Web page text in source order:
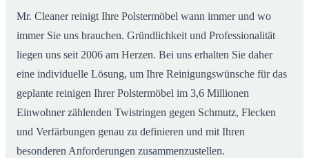
Mr. Cleaner reinigt Ihre Polstermöbel wann immer und wo
immer Sie uns brauchen. Gründlichkeit und Professionalität
liegen uns seit 2006 am Herzen. Bei uns erhalten Sie daher
eine individuelle Lösung, um Ihre Reinigungswünsche für das
geplante reinigen Ihrer Polstermöbel im 3,6 Millionen
Einwohner zählenden Twistringen gegen Schmutz, Flecken
und Verfärbungen genau zu definieren und mit Ihren
besonderen Anforderungen zusammenzustellen.